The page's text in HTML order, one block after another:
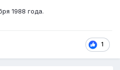
1988 года.
1